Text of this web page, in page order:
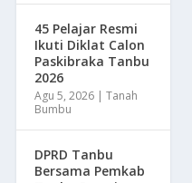
45 Pelajar Resmi
Ikuti Diklat Calon
Paskibraka Tanbu
2026
Agu 5, 2026| Tanah
Bumbu
DPRD Tanbu
Bersama Pemkab